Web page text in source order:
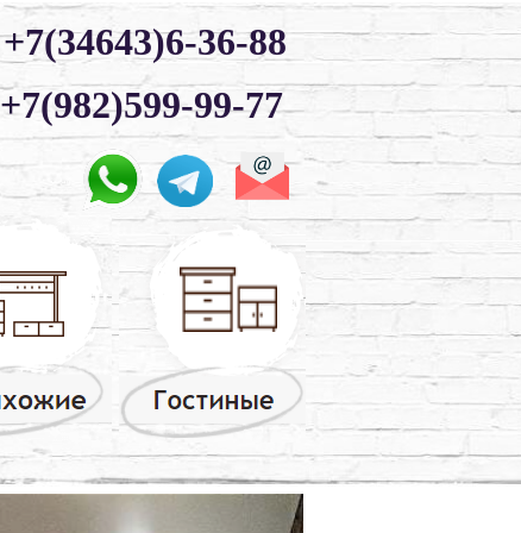
+7(982)599-99-77
+7(34643)6-36-88